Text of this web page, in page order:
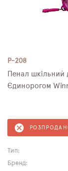
P-208
Пенал
Тип:
Бренд: